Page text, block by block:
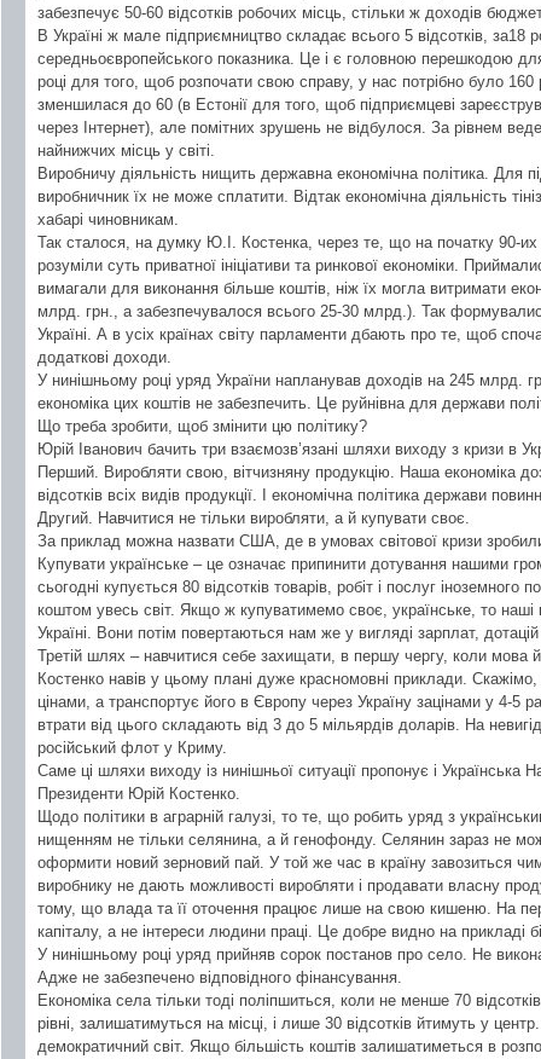
забезпечує 50-60 відсотків робочих місць, стільки ж доходів
В Україні ж мале підприємництво складає всього 5 відсотків, за18
середньоєвропейського показника. Це і є головною перешкодою
році для того, щоб розпочати свою справу, у нас потрібно було 160
зменшилася до 60 (в Естонії для того, щоб підприємцеві
через Інтернет), але помітних зрушень не відбулося. За рівнем
найнижчих місць у світі.
Виробничу діяльність нищить державна економічна політика. Для
виробничник їх не може сплатити. Відтак економічна діяльність
хабарі чиновникам.
Так сталося, на думку Ю.І. Костенка, через те, що на початку 90-их
розуміли суть приватної ініціативи та ринкової економіки.
вимагали для виконання більше коштів, ніж їх могла витримати
млрд. грн., а забезпечувалося всього 25-30 млрд.). Так
Україні. А в усіх країнах світу парламенти дбають про те, щоб
додаткові доходи.
У нинішньому році уряд України напланував доходів на 245 млрд.
економіка цих коштів не забезпечить. Це руйнівна для держави
Що треба зробити, щоб змінити цю політику?
Юрій Іванович бачить три взаємозв’язані шляхи виходу з кризи в
Перший. Виробляти свою, вітчизняну продукцію. Наша економіка
відсотків всіх видів продукції. І економічна політика держави
Другий. Навчитися не тільки виробляти, а й купувати своє.
За приклад можна назвати США, де в умовах світової кризи
Купувати українське – це означає припинити дотування нашими
сьогодні купується 80 відсотків товарів, робіт і послуг
коштом увесь світ. Якщо ж купуватимемо своє, українське, то
Україні. Вони потім повертаються нам же у вигляді зарплат, дотацій
Третій шлях – навчитися себе захищати, в першу чергу, коли мова
Костенко навів у цьому плані дуже красномовні приклади. Скажімо,
цінами, а транспортує його в Європу через Україну зацінами у 4-5
втрати від цього складають від 3 до 5 мільярдів доларів. На
російський флот у Криму.
Саме ці шляхи виходу із нинішньої ситуації пропонує і Українська
Президенти Юрій Костенко.
Щодо політики в аграрній галузі, то те, що робить уряд з
нищенням не тільки селянина, а й генофонду. Селянин зараз не
оформити новий зерновий пай. У той же час в країну завозиться
виробнику не дають можливості виробляти і продавати власну
тому, що влада та її оточення працює лише на свою кишеню. На
капіталу, а не інтереси людини праці. Це добре видно на прикладі
У нинішньому році уряд прийняв сорок постанов про село. Не
Адже не забезпечено відповідного фінансування.
Економіка села тільки тоді поліпшиться, коли не менше 70
рівні, залишатимуться на місці, і лише 30 відсотків йтимуть у
демократичний світ. Якщо більшість коштів залишатиметься в